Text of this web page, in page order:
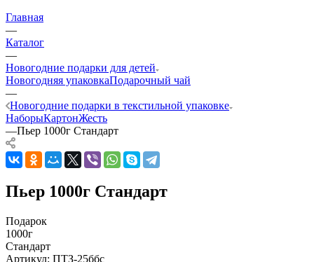
Главная
—
Каталог
—
Новогодние подарки для детей
Новогодняя упаковкаПодарочный чай
—
Новогодние подарки в текстильной упаковке
НаборыКартонЖесть
—Пьер 1000г Стандарт
Пьер 1000г Стандарт
Подарок
1000г
Стандарт
Артикул: ПТЗ-25ббс